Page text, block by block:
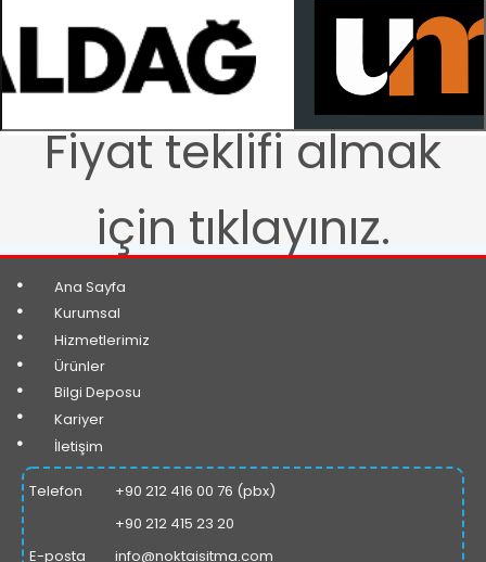
Fiyat teklifi almak
için tıklayınız.
• Ana Sayfa
• Kurumsal
• Hizmetlerimiz
• Ürünler
• Bilgi Deposu
• Kariyer
• İletişim
Telefon
+90 212 416 00 76 (pbx)
+90 212 415 23 20
E-posta
info@noktaisitma.com